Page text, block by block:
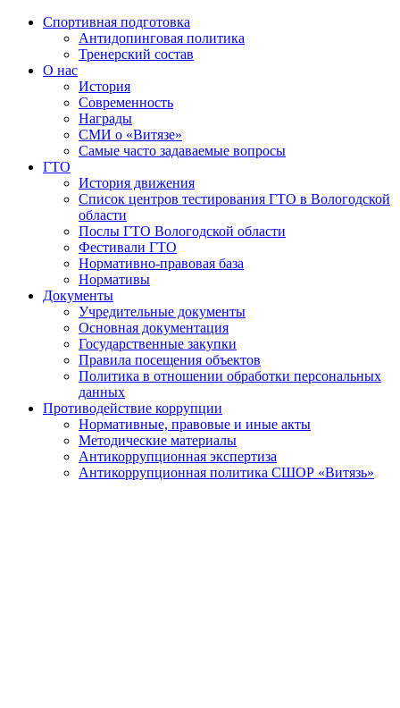
Спортивная подготовка
Антидопинговая политика
Тренерский состав
О нас
История
Современность
Награды
СМИ о «Витязе»
Самые часто задаваемые вопросы
ГТО
История движения
Список центров тестирования ГТО в Вологодской
области
Послы ГТО Вологодской области
Фестивали ГТО
Нормативно-правовая база
Нормативы
Документы
Учредительные документы
Основная документация
Государственные закупки
Правила посещения объектов
Политика в отношении обработки персональных
данных
Противодействие коррупции
Нормативные, правовые и иные акты
Методические материалы
Антикоррупционная экспертиза
Антикоррупционная политика СШОР «Витязь»